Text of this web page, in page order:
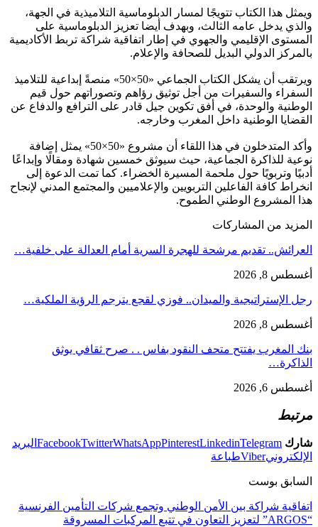
ويمثل هذا الكتاب تتويجًا لمسار الدبلوماسية التلاميذية في الجهة،
والذي يدخل عامه الثالث، وبهدف أيضا تعزيز الدبلوماسية على
المستوى الإقليمي والجهوي في إطار اتفاقية شراكة تربط الأكاديمية
بالمركز الدولي البديل للصحافة والإعلام.
ويرتقب أن يشكل الكتاب الجماعي «50×50» منصةً إبداعية للتلاميذ
السفراء والسفيرات من أجل توثيق رؤاهم وتصوراتهم حول قيم
الوطنية والوحدة، في أفق تكوين جيل قادر على الترافع والدفاع عن
القضايا الوطنية داخل المغرب وخارجه.
وأكد المتدخلون في هذا اللقاء أن مشروع «50×50» يمثل إضافة
نوعية للذاكرة الجماعية، حيث سيوثق خمسين شهادة ومقالًا وإبداعًا
أدبيًا وتربويًا حول ملحمة المسيرة الخضراء. كما تمت الدعوة إلى
انخراط كافة الفاعلين التربويين والإعلاميين والمجتمع المدني لإنجاح
هذا المشروع الوطني الطموح.
المزيد من المشاركات
العرائش.. تقديم مرشحة للهجرة السرية أمام العدالة على خلفية…
أغسطس 8, 2026
رجل الإستراتيجية والميدان.. فوزي لقجع يترجم الرؤية الملكية…
أغسطس 8, 2026
بنك المغرب يفتتح متحف النقود بفاس . . صرح ثقافي يوثق
الذاكرة…
أغسطس 6, 2026
مرتبط
شارك FacebookTwitterWhatsAppPinterestLinkedinTelegram
البريد
الإلكترونيViberطباعة
السابق بوست
اتفاقية شراكة بين الأمن الوطني وتجمع شركات التأمين الفرنسية
“ARGOS” لتعزيز التعاون في تتبع المركبات المسروقة